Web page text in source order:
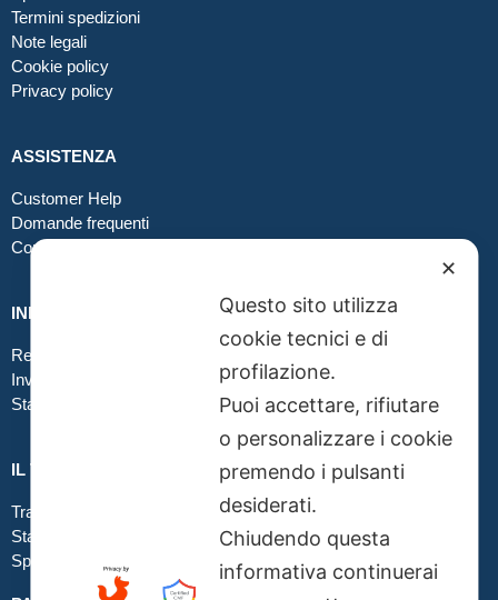
Termini spedizioni
Note legali
Cookie policy
Privacy policy
ASSISTENZA
Customer Help
Domande frequenti
Contatti
INFO GRAFICA
Realizzare file corretti
Inviare file grafici
Stampa in tessuto
IL TUO ORDINE
Traccia la tua spedizione
Stato del tuo ordine
Spedizioni
✕
Questo sito utilizza
cookie tecnici e di
profilazione.
Puoi accettare, rifiutare
o personalizzare i cookie
premendo i pulsanti
desiderati.
Chiudendo questa
informativa continuerai